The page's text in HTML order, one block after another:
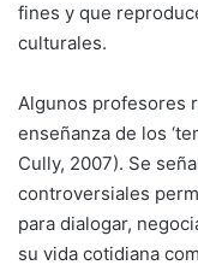
fines y que
culturales.
Algunos profesores
enseñanza de los
Cully, 2007). Se
controversiales
para dialogar,
su vida cotidiana